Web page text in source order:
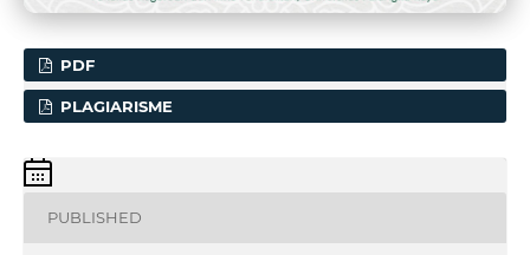
PDF
PLAGIARISME
PUBLISHED